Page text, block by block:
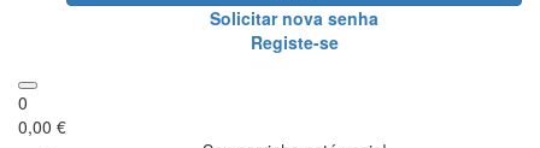
Solicitar nova senha
Registe-se
0
0,00 €